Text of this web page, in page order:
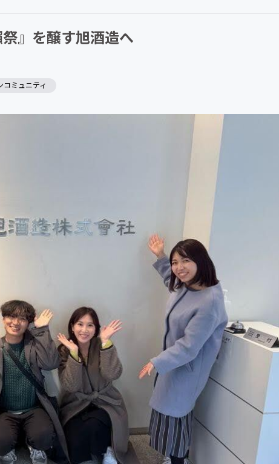
』を醸す旭酒造へ
コミュニティ